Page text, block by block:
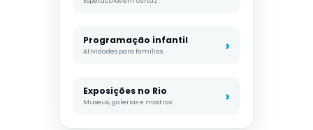
Programação infantil
Atividades para famílias
Exposições no Rio
Museus, galerias e mostras